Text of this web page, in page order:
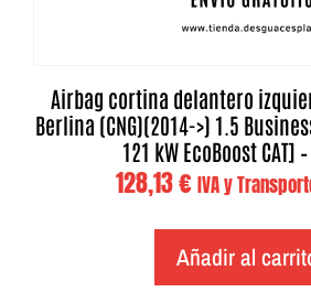
Airbag cortina delantero
Berlina (CNG)(2014->) 1.5
121 kW EcoBoost CAT]
128,13€ IVA y
Añadir al